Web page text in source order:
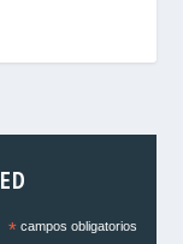
*campos obligatorios